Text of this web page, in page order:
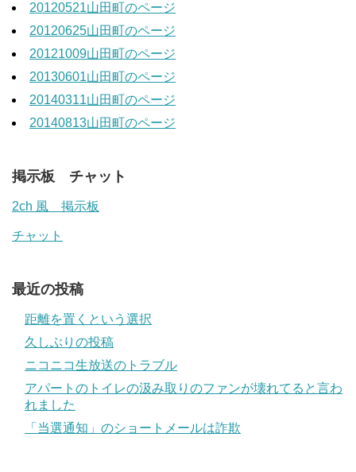
20120521山田町のページ
20120625山田町のページ
20121009山田町のページ
20130601山田町のページ
20140311山田町のページ
20140813山田町のページ
掲示板 チャット
2ch 風 掲示板
チャット
最近の投稿
距離を置くという選択
久しぶりの投稿
ニコニコ生放送のトラブル
アパートのトイレの汲み取りのファンが壊れてると言わ
れました
「当選通知」のショートメールは詐欺